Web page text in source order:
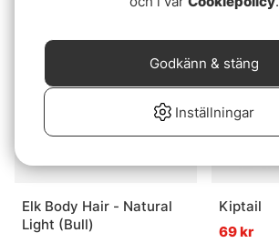
Elk Body Hair - Natural
Light (Bull)
Kiptail
69 kr
Inställningar
Godkänn & stäng